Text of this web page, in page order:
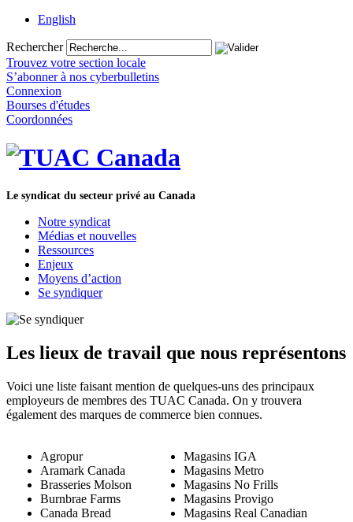
English
Rechercher
Trouvez votre section locale
S’abonner à nos cyberbulletins
Connexion
Bourses d'études
Coordonnées
Le syndicat du secteur privé au Canada
Notre syndicat
Médias et nouvelles
Ressources
Enjeux
Moyens d’action
Se syndiquer
Les lieux de travail que nous représentons
Voici une liste faisant mention de quelques-uns des principaux
employeurs de membres des TUAC Canada. On y trouvera
également des marques de commerce bien connues.
Agropur
Aramark Canada
Brasseries Molson
Burnbrae Farms
Canada Bread
Magasins IGA
Magasins Metro
Magasins No Frills
Magasins Provigo
Magasins Real Canadian